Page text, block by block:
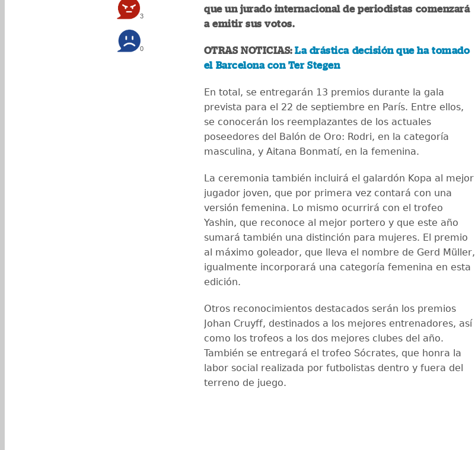
3
0
que un jurado internacional de periodistas comenzará
a emitir sus votos.
OTRAS NOTICIAS:La drástica decisión que ha tomado
el Barcelona con Ter Stegen
En total, se entregarán 13 premios durante la gala
prevista para el 22 de septiembre en París. Entre ellos,
se conocerán los reemplazantes de los actuales
poseedores del Balón de Oro: Rodri, en la categoría
masculina, y Aitana Bonmatí, en la femenina.
La ceremonia también incluirá el galardón Kopa al mejor
jugador joven, que por primera vez contará con una
versión femenina. Lo mismo ocurrirá con el trofeo
Yashin, que reconoce al mejor portero y que este año
sumará también una distinción para mujeres. El premio
al máximo goleador, que lleva el nombre de Gerd Müller,
igualmente incorporará una categoría femenina en esta
edición.
Otros reconocimientos destacados serán los premios
Johan Cruyff, destinados a los mejores entrenadores, así
como los trofeos a los dos mejores clubes del año.
También se entregará el trofeo Sócrates, que honra la
labor social realizada por futbolistas dentro y fuera del
terreno de juego.